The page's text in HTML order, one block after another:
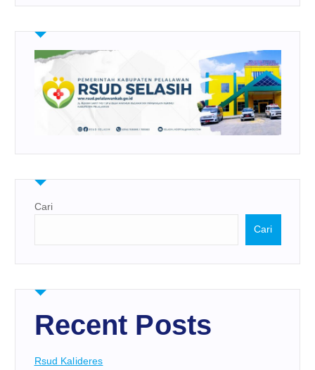
Cari
Cari
Recent Posts
Rsud Kalideres